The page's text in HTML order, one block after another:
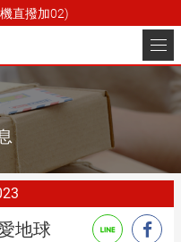
節能減碳愛
全球快遞 |
務快遞、
直撥加02)
件
地球